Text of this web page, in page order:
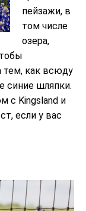
пейзажи, в
том числе
озера,
тем, как всюду
синие шляпки.
с Kingsland и
если у вас